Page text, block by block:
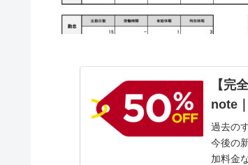
【完
note
過去の
今後の
加料金